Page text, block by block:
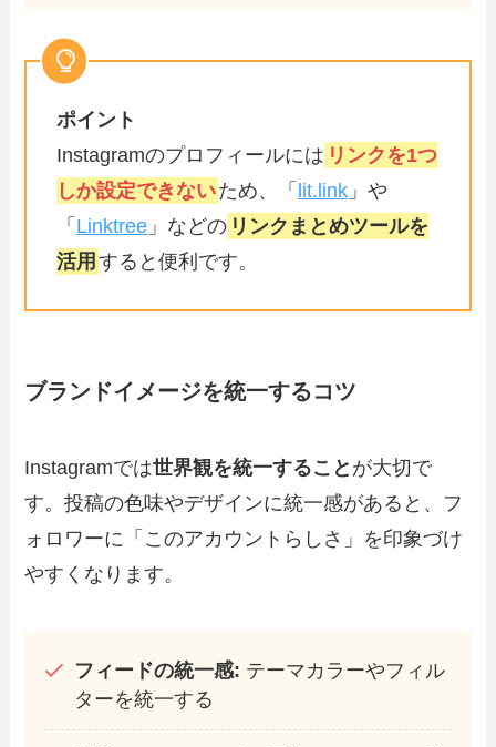
ポイント
Instagramのプロフィールには リンクを1つ
しか設定できないため、「 lit.link 」や
「 Linktree 」などの リンクまとめツールを
活用 すると便利です。
ブランドイメージを統一するコツ
Instagramでは世界観を統一すること が大切で
す。投稿の色味やデザインに統一感があると、フ
ォロワーに「このアカウントらしさ」を印象づけ
やすくなります。
フィードの統一感: テーマカラーやフィル
ターを統一する